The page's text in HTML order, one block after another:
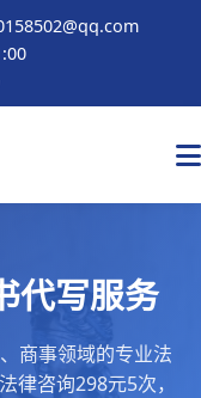
代写服务
商事领域的专业法
律咨询298元5次，